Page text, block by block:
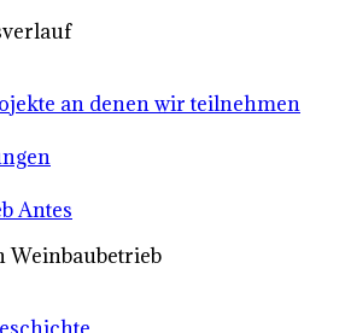
an denen wir teilnehmen
Antes
Weinbaubetrieb